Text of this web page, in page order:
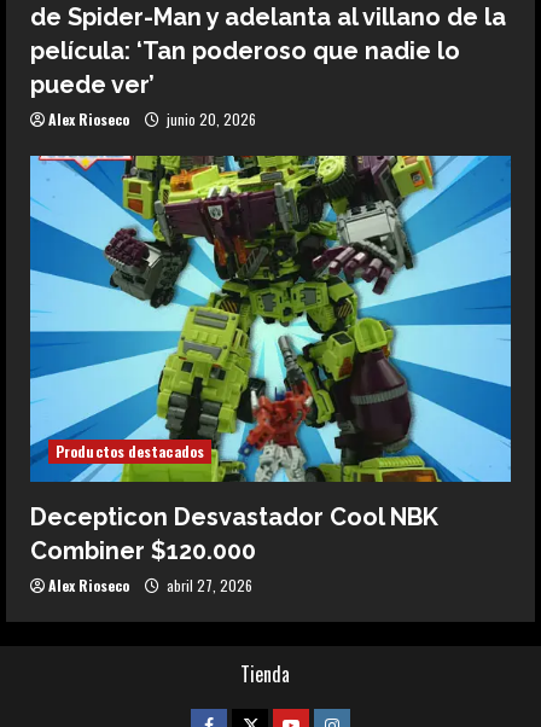
de Spider-Man y adelanta al villano de la
película: ‘Tan poderoso que nadie lo
puede ver’
Alex Rioseco junio 20, 2026
Productos destacados
Decepticon Desvastador Cool NBK
Combiner $120.000
Alex Rioseco abril 27, 2026
Tienda